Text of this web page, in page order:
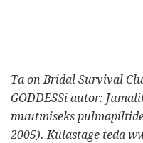
Ta on Bridal Survival
GODDESSi autor:
muutmiseks
2005). Külastage teda